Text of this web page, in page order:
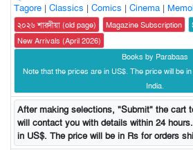
Tagore | Classics | Comics | Cinema |
২০২৬ শারদীয়া (old page)
Magazine Subscription
New Arrivals (April 2026)
Books by Parabaas
Note that the prices are in US$. The price will be
India.
After making selections, "Submit" the cart
will contact you with details within 24
in US$. The price will be in Rs for orders